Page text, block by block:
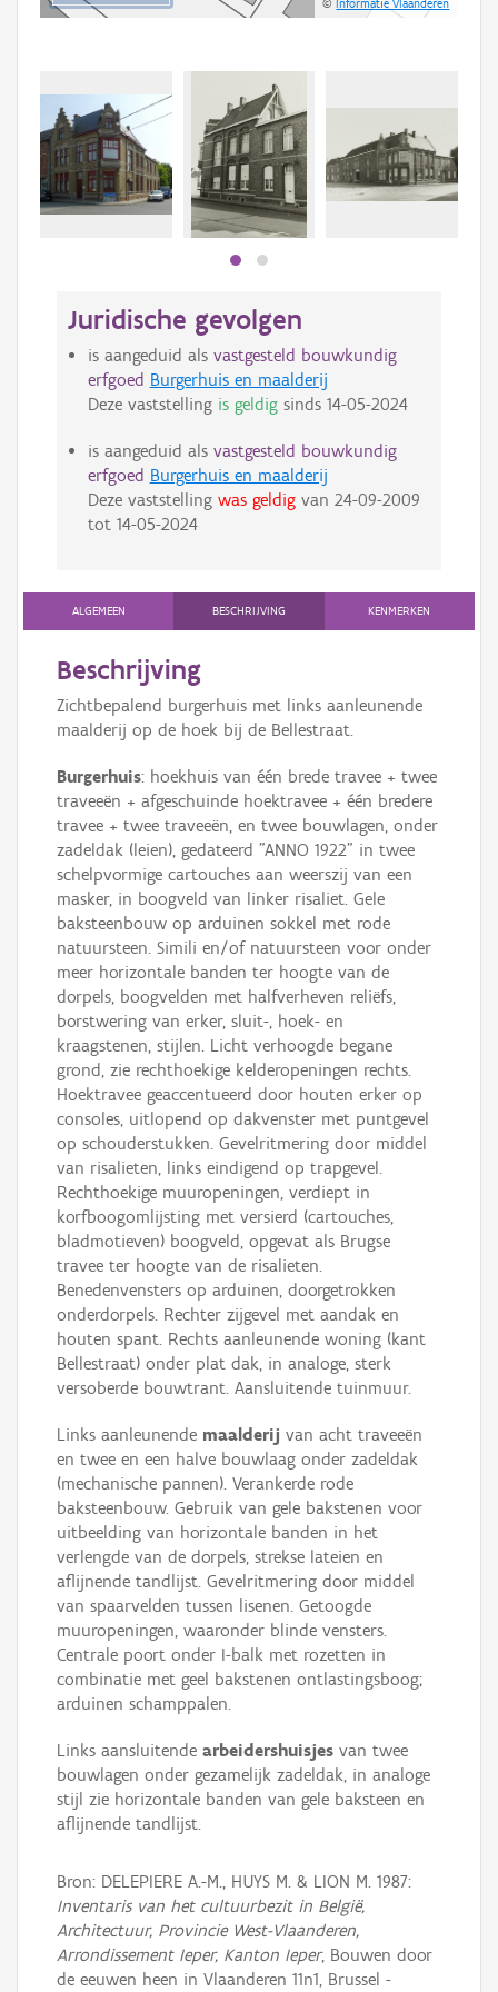
©Informatie Vlaanderen
Juridische gevolgen
is aangeduid als vastgesteld bouwkundig
erfgoed Burgerhuis en maalderij
Deze vaststelling is geldigsinds 14-05-2024
is aangeduid als vastgesteld bouwkundig
erfgoed Burgerhuis en maalderij
Deze vaststelling was geldigvan 24-09-2009
tot 14-05-2024
ALGEMEEN BESCHRIJVING KENMERKEN
Beschrijving
Zichtbepalend burgerhuis met links aanleunende
maalderij op de hoek bij de Bellestraat.
Burgerhuis: hoekhuis van één brede travee + twee
traveeën + afgeschuinde hoektravee + één bredere
travee + twee traveeën, en twee bouwlagen, onder
zadeldak (leien), gedateerd "ANNO 1922" in twee
schelpvormige cartouches aan weerszij van een
masker, in boogveld van linker risaliet. Gele
baksteenbouw op arduinen sokkel met rode
natuursteen. Simili en/of natuursteen voor onder
meer horizontale banden ter hoogte van de
dorpels, boogvelden met halfverheven reliëfs,
borstwering van erker, sluit-, hoek- en
kraagstenen, stijlen. Licht verhoogde begane
grond, zie rechthoekige kelderopeningen rechts.
Hoektravee geaccentueerd door houten erker op
consoles, uitlopend op dakvenster met puntgevel
op schouderstukken. Gevelritmering door middel
van risalieten, links eindigend op trapgevel.
Rechthoekige muuropeningen, verdiept in
korfboogomlijsting met versierd (cartouches,
bladmotieven) boogveld, opgevat als Brugse
travee ter hoogte van de risalieten.
Benedenvensters op arduinen, doorgetrokken
onderdorpels. Rechter zijgevel met aandak en
houten spant. Rechts aanleunende woning (kant
Bellestraat) onder plat dak, in analoge, sterk
versoberde bouwtrant. Aansluitende tuinmuur.
Links aanleunende maalderij van acht traveeën
en twee en een halve bouwlaag onder zadeldak
(mechanische pannen). Verankerde rode
baksteenbouw. Gebruik van gele bakstenen voor
uitbeelding van horizontale banden in het
verlengde van de dorpels, strekse lateien en
aflijnende tandlijst. Gevelritmering door middel
van spaarvelden tussen lisenen. Getoogde
muuropeningen, waaronder blinde vensters.
Centrale poort onder I-balk met rozetten in
combinatie met geel bakstenen ontlastingsboog;
arduinen schamppalen.
Links aansluitende arbeidershuisjes van twee
bouwlagen onder gezamelijk zadeldak, in analoge
stijl zie horizontale banden van gele baksteen en
aflijnende tandlijst.
Bron: DELEPIERE A.-M., HUYS M. & LION M. 1987:
Inventaris van het cultuurbezit in België,
Architectuur, Provincie West-Vlaanderen,
Arrondissement Ieper, Kanton Ieper, Bouwen door
de eeuwen heen in Vlaanderen 11n1, Brussel -